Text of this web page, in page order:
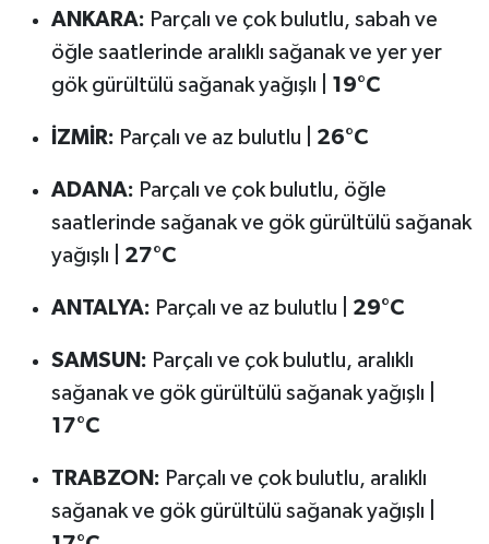
ANKARA: Parçalı ve çok bulutlu, sabah ve
öğle saatlerinde aralıklı sağanak ve yer yer
gök gürültülü sağanak yağışlı | 19°C
İZMİR: Parçalı ve az bulutlu | 26°C
ADANA: Parçalı ve çok bulutlu, öğle
saatlerinde sağanak ve gök gürültülü sağanak
yağışlı | 27°C
ANTALYA: Parçalı ve az bulutlu | 29°C
SAMSUN: Parçalı ve çok bulutlu, aralıklı
sağanak ve gök gürültülü sağanak yağışlı |
17°C
TRABZON: Parçalı ve çok bulutlu, aralıklı
sağanak ve gök gürültülü sağanak yağışlı |